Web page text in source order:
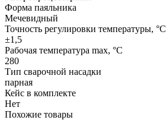
Форма паяльника
Мечевидный
Точность регулировки температуры, °C
±1,5
Рабочая температура max, °С
280
Тип сварочной насадки
парная
Кейс в комплекте
Нет
Похожие товары